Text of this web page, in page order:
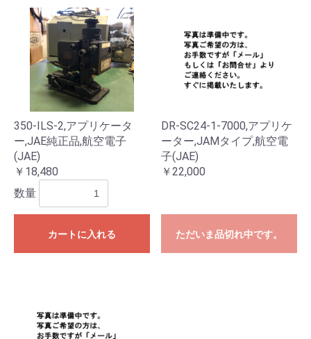
350-ILS-2,アプリケータ
ー,JAE純正品,航空電子
(JAE)
￥18,480
数量
カートに入れる
DR-SC24-1-7000,アプリケ
ーター,JAMタイプ,航空電
子(JAE)
￥22,000
ただいま品切れ中です。